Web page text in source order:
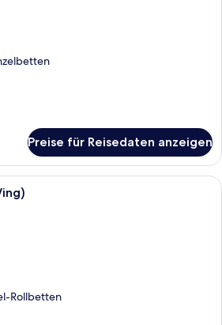
Preise für Reisedaten anzeigen
Ein Hotelzimmer mit einem großen
Rollbetten